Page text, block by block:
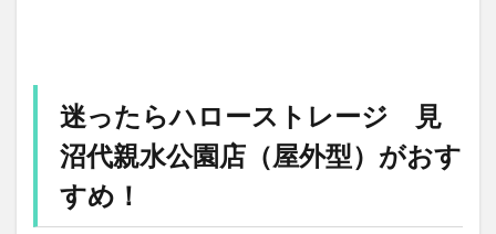
迷ったらハローストレージ 見
沼代親水公園店（屋外型）がおす
すめ！